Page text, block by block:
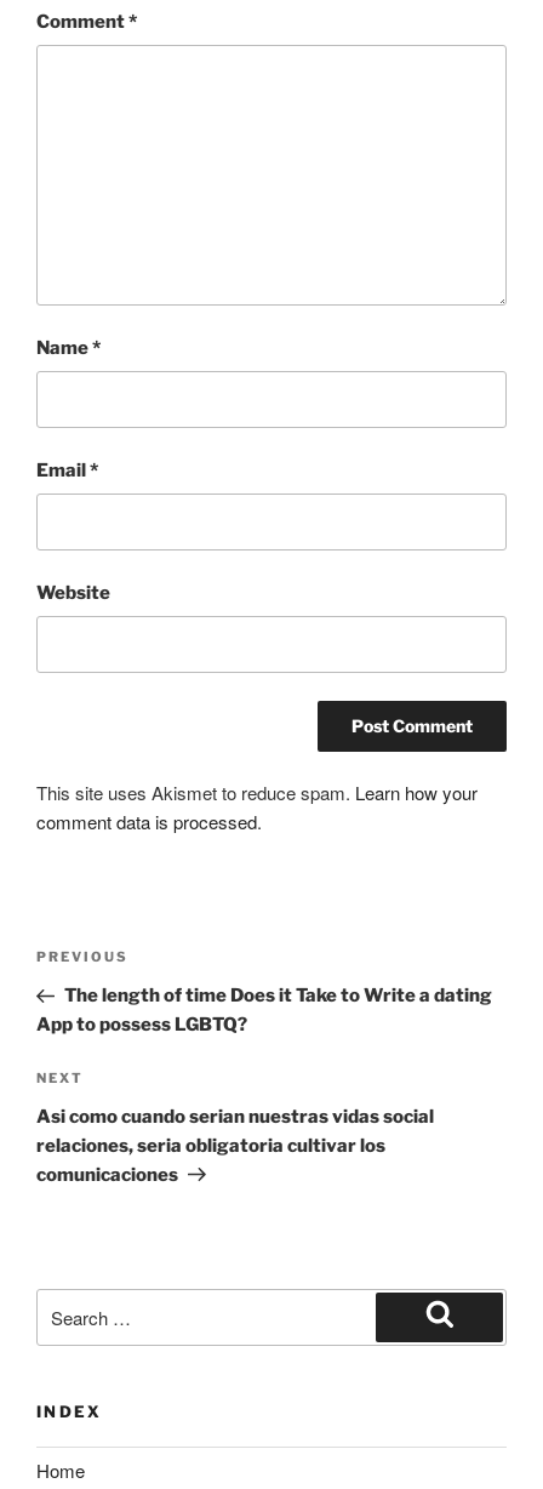
Comment*
Name*
Email*
Website
This site uses Akismet to reduce spam. Learn how your
comment data is processed.
Post
Previous
Post
PREVIOUS
The length of time Does it Take to Write a dating
App to possess LGBTQ?
Next
Post
NEXT
Asi como cuando serian nuestras vidas social
relaciones, seria obligatoria cultivar los
comunicaciones
for:
Search
INDEX
Home